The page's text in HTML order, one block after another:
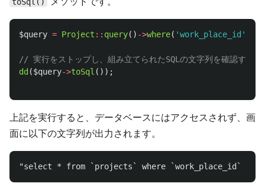
$query = Project :: query() ->where( 'work_place_id'
// 実行をストップし、組み立てられたSQLの文字列を確認する
dd ($query->toSql ());
上記を実行すると、データベースにはアクセスされず、画
面に以下の文字列が出力されます。
"select * from `projects` where `work_place_id` = ?"